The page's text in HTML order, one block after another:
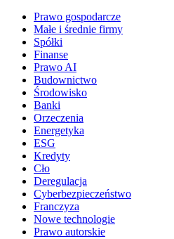
Prawo gospodarcze
Małe i średnie firmy
Spółki
Finanse
Prawo AI
Budownictwo
Środowisko
Banki
Orzeczenia
Energetyka
ESG
Kredyty
Cło
Deregulacja
Cyberbezpieczeństwo
Franczyza
Nowe technologie
Prawo autorskie